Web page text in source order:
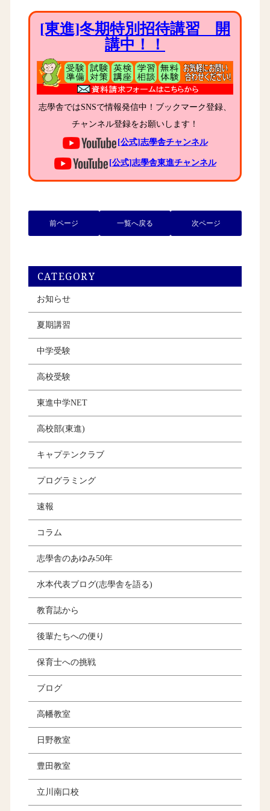
[東進]冬期特別招待講習 開
講中！！
志學舎ではSNSで情報発信中！ブックマーク登録、
チャンネル登録をお願いします！
[公式]志學舎チャンネル
[公式]志學舎東進チャンネル
前ページ 一覧へ戻る 次ページ
CATEGORY
お知らせ
夏期講習
中学受験
高校受験
東進中学NET
高校部(東進)
キャプテンクラブ
プログラミング
速報
コラム
志學舎のあゆみ50年
水本代表ブログ(志學舎を語る)
教育誌から
後輩たちへの便り
保育士への挑戦
ブログ
高幡教室
日野教室
豊田教室
立川南口校